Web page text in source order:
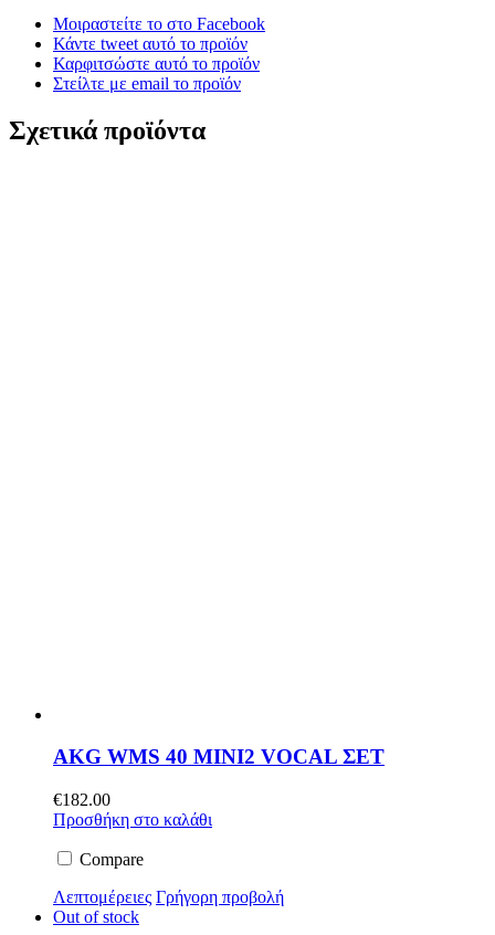
Μοιραστείτε το στο Facebook
Κάντε tweet αυτό το προϊόν
Καρφιτσώστε αυτό το προϊόν
Στείλτε με email το προϊόν
Σχετικά προϊόντα
AKG WMS 40 MINI2 VOCAL ΣΕΤ
€182.00
Προσθήκη στο καλάθι
Compare
Λεπτομέρειες Γρήγορη προβολή
Out of stock